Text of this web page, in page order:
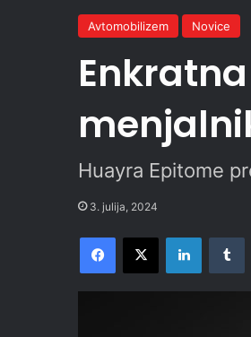
Avtomobilizem Novice
Huayra Epitome
3. julija, 2024
Facebook
X LinkedIn